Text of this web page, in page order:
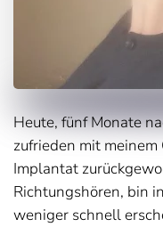
Heute, fünf Monate
zufrieden mit
Implantat
Richtungshören, bin
weniger schnell